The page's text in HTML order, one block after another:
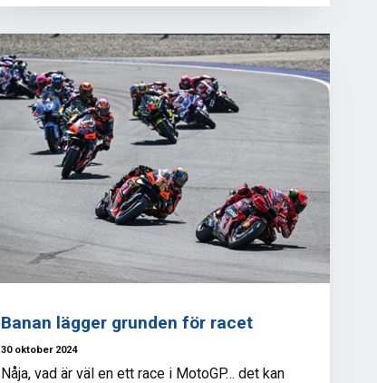
Banan lägger grunden för racet
30 oktober 2024
Nåja, vad är väl en ett race i MotoGP… det kan